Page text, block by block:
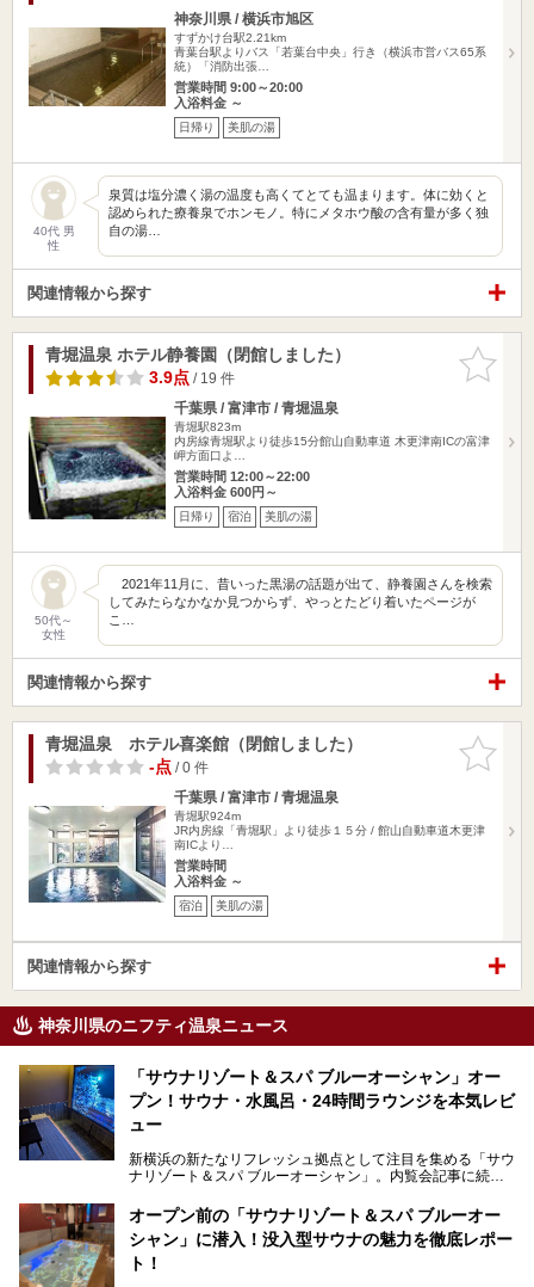
神奈川県 / 横浜市旭区
すずかけ台駅2.21km
青葉台駅よりバス「若葉台中央」行き（横浜市営バス65系
統）「消防出張…
営業時間 9:00～20:00
入浴料金 ～
日帰り 美肌の湯
40代 男
性
泉質は塩分濃く湯の温度も高くてとても温まります。体に効くと
認められた療養泉でホンモノ。特にメタホウ酸の含有量が多く独
自の湯…
関連情報から探す
お気に入
りに追加
青堀温泉 ホテル静養園（閉館しました）
3.9点/ 19 件
千葉県 / 富津市 / 青堀温泉
青堀駅823m
内房線青堀駅より徒歩15分館山自動車道 木更津南ICの富津
岬方面口よ…
営業時間 12:00～22:00
入浴料金 600円～
日帰り 宿泊 美肌の湯
50代～
女性
2021年11月に、昔いった黒湯の話題が出て、静養園さんを検索
してみたらなかなか見つからず、やっとたどり着いたページが
こ…
関連情報から探す
お気に入
りに追加
青堀温泉 ホテル喜楽館（閉館しました）
-点/ 0 件
千葉県 / 富津市 / 青堀温泉
青堀駅924m
JR内房線「青堀駅」より徒歩１５分 / 館山自動車道木更津
南ICより…
営業時間
入浴料金 ～
宿泊 美肌の湯
関連情報から探す
神奈川県のニフティ温泉ニュース
「サウナリゾート＆スパ ブルーオーシャン」オー
プン！サウナ・水風呂・24時間ラウンジを本気レビ
ュー
新横浜の新たなリフレッシュ拠点として注目を集める「サウ
ナリゾート＆スパ ブルーオーシャン」。内覧会記事に続
す。サウナや水風呂の気持ちよさはもちろん、リラックスス
ペースの過ごしやすさまで徹底チェック。新横浜エリアで日
常の疲れをリセットしたい人、ライブやスポーツ観戦遠征組
は必見です。
オープン前の「サウナリゾート＆スパ ブルーオー
シャン」に潜入！没入型サウナの魅力を徹底レポー
ト！